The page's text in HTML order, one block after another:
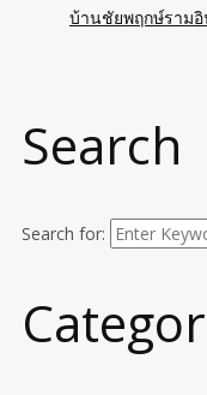
บ้านชัยพฤกษ์ราม
Search
Search for: